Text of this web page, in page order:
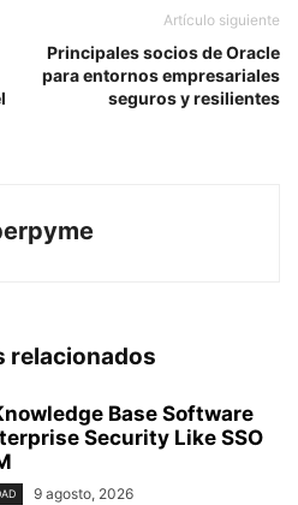
Artículo siguiente
Principales socios de Oracle
para entornos empresariales
seguros y resilientes
relacionados
Base Software
Security Like SSO
9 agosto, 2026